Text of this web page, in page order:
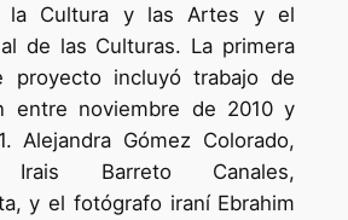
la Cultura y las Artes y el
de las Culturas. La primera
proyecto incluyó trabajo de
entre noviembre de 2010 y
Alejandra Gómez Colorado,
Irais Barreto Canales,
y el fotógrafo iraní Ebrahim